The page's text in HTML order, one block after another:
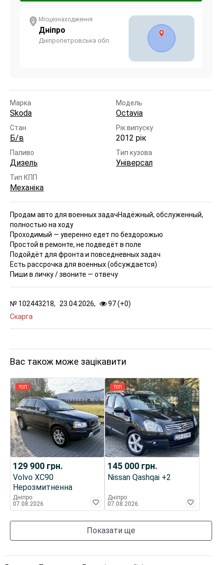
Місцезнаходження
Дніпро
Дніпропетровська обл.
Марка
Skoda
Модель
Octavia
Стан
Б/в
Рік випуску
2012 рік
Паливо
Дизель
Тип кузова
Універсал
Тип КПП
Механіка
Продам авто для военных задачНадёжный, обслуженный,
полностью на ходу
Проходимый — уверенно едет по бездорожью
Простой в ремонте, не подведёт в поле
Подойдёт для фронта и повседневных задач
Есть рассрочка для военных (обсуждается)
Пиши в личку / звоните — отвечу
№ 102443218, 23.04.2026, 97 (+0)
Скарга
Вас також може зацікавити
ТОП
129 900 грн.
Volvo XC90
Нерозмитненна
Дніпро
07.08.2026
ТОП
145 000 грн.
Nissan Qashqai +2
Дніпро
07.08.2026
Показати ще